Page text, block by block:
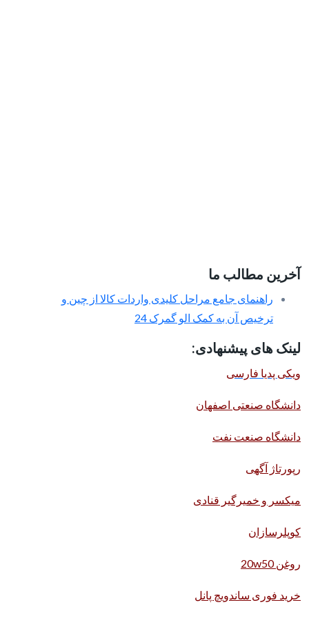
آخرین مطالب ما
راهنمای جامع مراحل کلیدی واردات کالا از چین و
ترخیص آن به کمک الو گمرک 24
لینک های پیشنهادی:
ویکی پدیا فارسی
دانشگاه صنعتی اصفهان
دانشگاه صنعت نفت
رپورتاژ آگهی
میکسر و خمیرگیر قنادی
کوپلرسازان
روغن 20w50
خرید فوری ساندویچ پانل